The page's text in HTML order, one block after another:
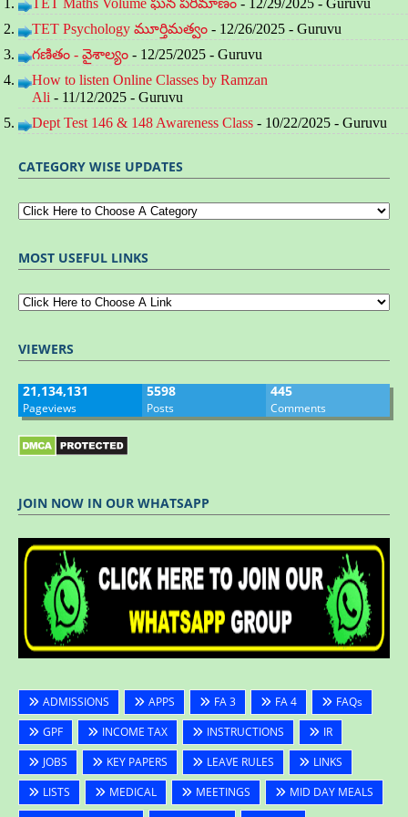
TET Maths Volume ఘన పరిమాణం - 12/29/2025 - Guruvu
TET Psychology మూర్తిమత్వం - 12/26/2025 - Guruvu
గణితం - వైశాల్యం - 12/25/2025 - Guruvu
How to listen Online Classes by Ramzan
Ali - 11/12/2025 - Guruvu
Dept Test 146 & 148 Awareness Class - 10/22/2025 - Guruvu
CATEGORY WISE UPDATES
MOST USEFUL LINKS
VIEWERS
21,134,131
Pageviews
5598
Posts
445
Comments
JOIN NOW IN OUR WHATSAPP
ADMISSIONS APPS FA 3 FA 4
FAQs
GPF
INCOME TAX INSTRUCTIONS
IR
JOBS
KEY PAPERS LEAVE RULES
LINKS
LISTS
MEDICAL MEETINGS
MID DAY MEALS